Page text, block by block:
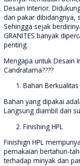
Desain Interior.
dan pakar dibidangnya,
Sehingga sejak
GRANITES banyak
penting.
Mengapa untuk Desain
Candratama????
Bahan
Bahan yang dipakai
Langsung diambil dari
Finishing HPL
Finishign HPL
pemakaian bertahun-
terhadap minyak dan